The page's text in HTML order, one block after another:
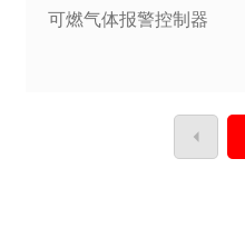
可燃气体报警控制器